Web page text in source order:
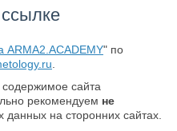
ARMA2.ACADEMY" по
сайта
рекомендуем не
данных на сторонних сайтах.